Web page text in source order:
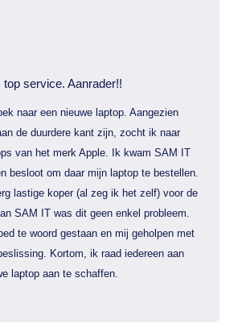
top service. Aanrader!!
naar een nieuwe laptop. Aangezien
de duurdere kant zijn, zocht ik naar
van het merk Apple. Ik kwam SAM IT
besloot om daar mijn laptop te bestellen.
lastige koper (al zeg ik het zelf) voor de
SAM IT was dit geen enkel probleem.
te woord gestaan en mij geholpen met
Kortom, ik raad iedereen aan
laptop aan te schaffen.